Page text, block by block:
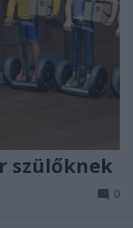
szülőknek
0